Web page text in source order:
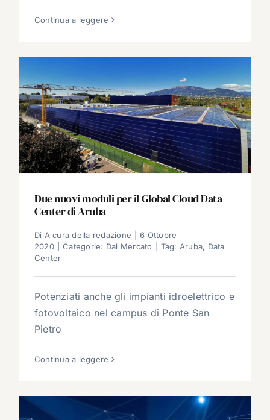
Continua a leggere
Due nuovi moduli per il Global Cloud Data
Center di Aruba
Di A cura della redazione
6 Ottobre
2020
Categorie: Dal Mercato Tag: Aruba, Data
Center
Potenziati anche gli impianti idroelettrico e
fotovoltaico nel campus di Ponte San
Pietro
Continua a leggere